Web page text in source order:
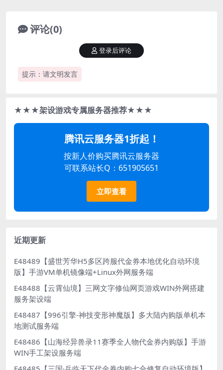
评论(0)
提示：请文明发言
登录后评论
★★★架设游戏专属服务器推荐★★★
腾讯云服务器1折起！
按新人价购买腾讯云服务器
可联系站长Q：651905651
立即查看
近期更新
E48489【盛世芳华H5多区跨服代金券本地优化自动环境
版】手游VM单机镜像端+Linux外网服务端
E48488【云霄仙境】三网文字修仙网页游戏WIN外网搭建
服务架设端
E48487【996引擎-神技变形神魔版】多大陆内购版单机本
地测试服务端
E48486【山海经异兽录11赛季全人物代金券内购版】手游
WIN手工架设服务端